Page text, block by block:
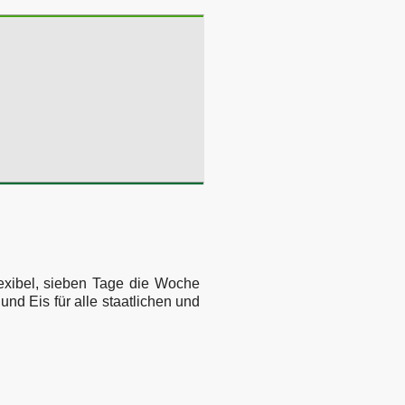
sieben Tage die Woche
Eis für alle staatlichen und